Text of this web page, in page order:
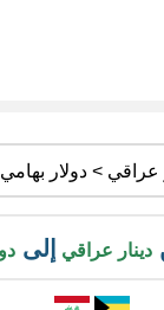
دينار عراقي إلى